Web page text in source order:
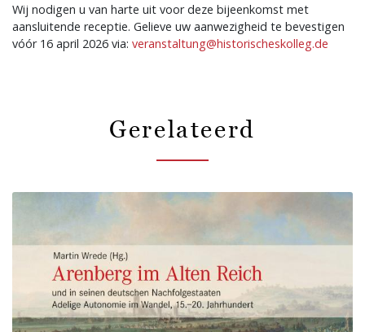
Wij nodigen u van harte uit voor deze bijeenkomst met
aansluitende receptie. Gelieve uw aanwezigheid te bevestigen
vóór 16 april 2026 via: veranstaltung@historischeskolleg.de
Gerelateerd